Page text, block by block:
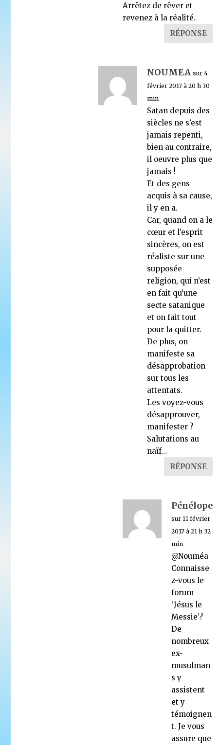
Arrêtez de rêver et
revenez à la réalité.
RÉPONSE
NOUMEA sur 4
février 2017 à 20 h 30
min
Satan depuis des
siècles ne s’est
jamais repenti,
bien au contraire,
il oeuvre plus que
jamais !
Et des gens
acquis à sa cause,
il y en a.
Car, quand on a le
cœur et l’esprit
sincères, on est
réaliste sur une
supposée
religion, qui n’est
en fait qu’une
secte satanique
et on fait tout
pour la quitter.
De plus, on
manifeste sa
désapprobation
sur tous les
attentats.
Les voyez-vous
désapprouver,
manifester ?
Salutations au
naïf…
RÉPONSE
Pénélope
sur 11 février
2017 à 21 h 32
min
@Nouméa
Connaisse
z-vous le
forum
‘Jésus le
Messie’?
De
nombreux
ex-
musulman
s y
assistent
et y
témoignen
t. Je vous
assure que